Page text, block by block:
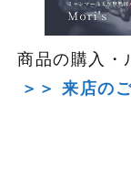
商品の購入・
＞＞ 来店の